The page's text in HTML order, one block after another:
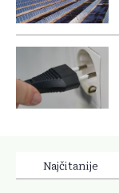
Najčitanije